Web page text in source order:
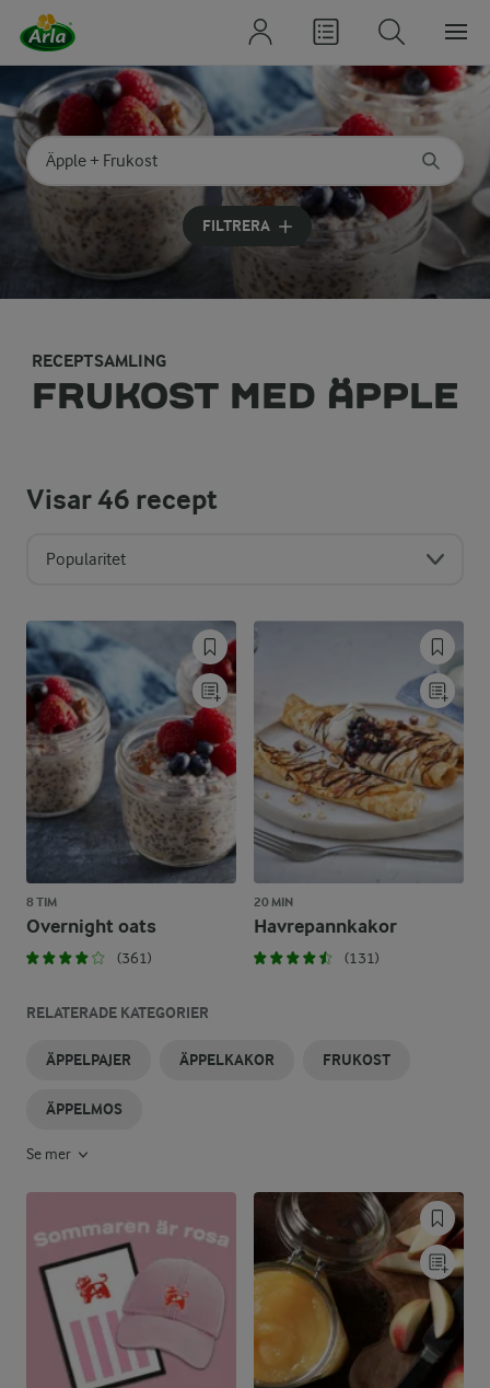
Sök på kategori eller ingrediens
Skriv in sökord för att få förslag
FILTRERA
RECEPTSAMLING
FRUKOST MED ÄPPLE
Visar46 recept
Popularitet
8 TIM
Overnight oats
(361)
20 MIN
Havrepannkakor
(131)
RELATERADE KATEGORIER
ÄPPELPAJER ÄPPELKAKOR FRUKOST
ÄPPELMOS
Se mer